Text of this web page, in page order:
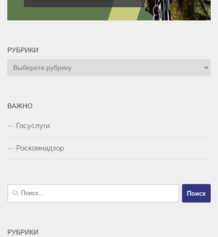
РУБРИКИ
Рубрики
ВАЖНО
Госуслуги
Роскомнадзор
Найти:
РУБРИКИ